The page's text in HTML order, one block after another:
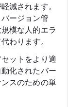
減されます。
ージョン管
模な人的エラ
わります。
ットをより適
化されたバー
スのための単